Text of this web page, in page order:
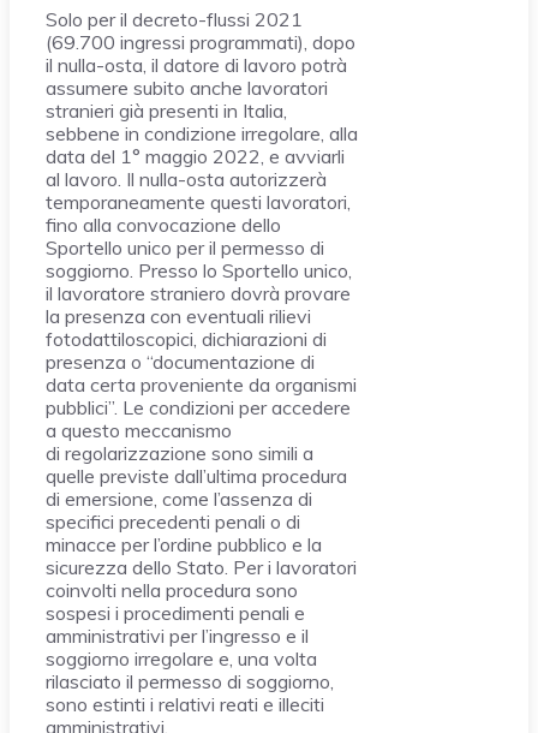
Solo per il decreto-flussi 2021
(69.700 ingressi programmati), dopo
il nulla-osta, il datore di lavoro potrà
assumere subito anche lavoratori
stranieri già presenti in Italia,
sebbene in condizione irregolare, alla
data del 1° maggio 2022, e avviarli
al lavoro. Il nulla-osta autorizzerà
temporaneamente questi lavoratori,
fino alla convocazione dello
Sportello unico per il permesso di
soggiorno. Presso lo Sportello unico,
il lavoratore straniero dovrà provare
la presenza con eventuali rilievi
fotodattiloscopici, dichiarazioni di
presenza o “documentazione di
data certa proveniente da organismi
pubblici”. Le condizioni per accedere
a questo meccanismo
di regolarizzazione sono simili a
quelle previste dall’ultima procedura
di emersione, come l’assenza di
specifici precedenti penali o di
minacce per l’ordine pubblico e la
sicurezza dello Stato. Per i lavoratori
coinvolti nella procedura sono
sospesi i procedimenti penali e
amministrativi per l’ingresso e il
soggiorno irregolare e, una volta
rilasciato il permesso di soggiorno,
sono estinti i relativi reati e illeciti
amministrativi.